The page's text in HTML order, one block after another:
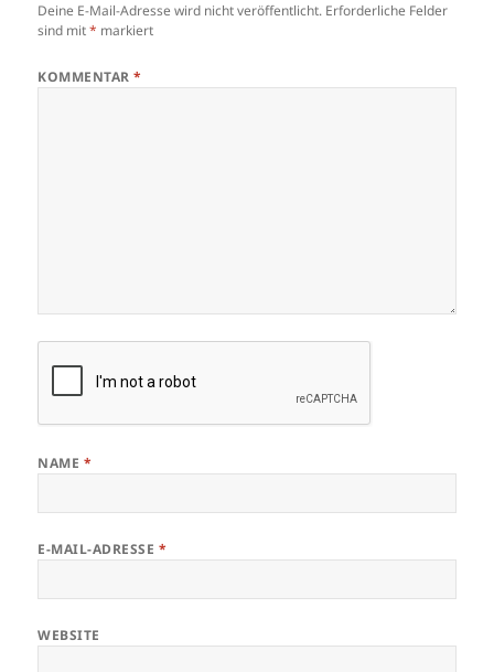
Deine E-Mail-Adresse wird nicht veröffentlicht. Erforderliche Felder
sind mit* markiert
KOMMENTAR*
NAME *
E-MAIL-ADRESSE *
WEBSITE